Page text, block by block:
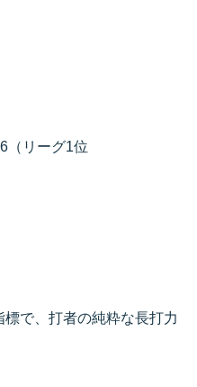
（リーグ1位
で、打者の純粋な長打力